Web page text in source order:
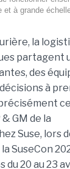
et à grande
la
partagent
des
à
GM de la
Suse, lors
SuseCon
20 au 23